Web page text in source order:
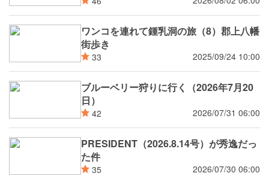
ワンコを連れて鍾乳洞の旅（8）郡上八幡
街歩き
33 2025/09/24 10:00
ブルーベリー狩りに行く（2026年7月20
日）
42 2026/07/31 06:00
PRESIDENT（2026.8.14号）が秀逸だっ
た件
35 2026/07/30 06:00